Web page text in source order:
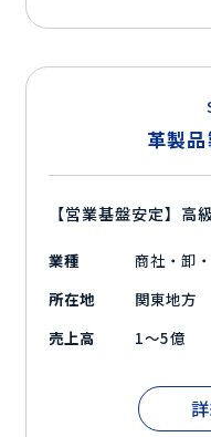
革製
【営業基盤安定】高
業種
商社・卸
所在地
関東地方
売上高
1～5億